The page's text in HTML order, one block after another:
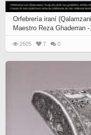
Orfebrería iraní
Maestro Reza Ghaderran -
2605 7 0